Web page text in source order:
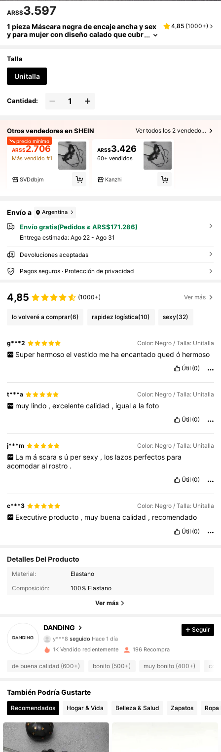
ARS$3.597
1 pieza Máscara negra de encaje ancha y sex
y para mujer con diseño calado que cubr
4,85 (1000+)
Talla
Unitalla
Cantidad:
Otros vendedores en SHEIN Ver todos los 2 vendedores
precio mínimo
ARS$2.706
Más vendido #1
SVDdbjm
ARS$3.426
60+ vendidos
Kanzhi
Envío a Argentina
Envío gratis(Pedidos ≥ ARS$171.286)
Entrega estimada: Ago 22 - Ago 31
Devoluciones aceptadas
Pagos seguros · Protección de privacidad
4,85 (1000+) Ver más
lo volveré a comprar(6) rapidez logística(10) sexy(32)
g***2 Color: Negro / Talla: Unitalla
Super hermoso el vestido me ha encantado qued ó hermoso
Útil (0)
t***a Color: Negro / Talla: Unitalla
muy lindo , excelente calidad , igual a la foto
Útil (0)
j***m Color: Negro / Talla: Unitalla
La m á scara s ú per sexy , los lazos perfectos para
acomodaral rostro .
Útil (0)
c***3 Color: Negro / Talla: Unitalla
Executive producto , muy buena calidad , recomendado
Útil (0)
Detalles Del Producto
Material:
Elastano
Composición:
100% Elastano
Ver más
DANDING
260 Seguidores
y***8 seguido Hace 1 día
4,93
260 Seguidores
4,93 260 Seguidores
4,93
4,93 260 Seguidores
4,93 260 Seguidores
Seguir
1K Vendido recientemente 196 Recompra
de buena calidad (600+) bonito (500+) muy bonito (400+)
También Podría Gustarte
Recomendados Hogar & Vida Belleza & Salud Zapatos